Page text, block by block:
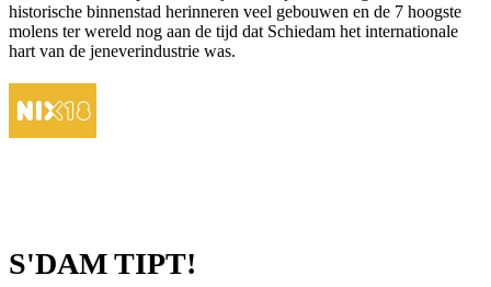
historische binnenstad herinneren veel gebouwen en de 7 hoogste
molens ter wereld nog aan de tijd dat Schiedam het internationale
hart van de jeneverindustrie was.
S'DAM TIPT!